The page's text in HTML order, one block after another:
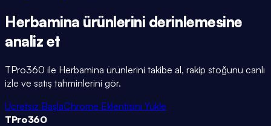
Herbamina ürünlerini derinlemesine
analiz et
TPro360 ile Herbamina ürünlerini takibe al, rakip stoğunu canlı
izle ve satış tahminlerini gör.
Ücretsiz BaşlaChrome Eklentisini Yükle
TPro360